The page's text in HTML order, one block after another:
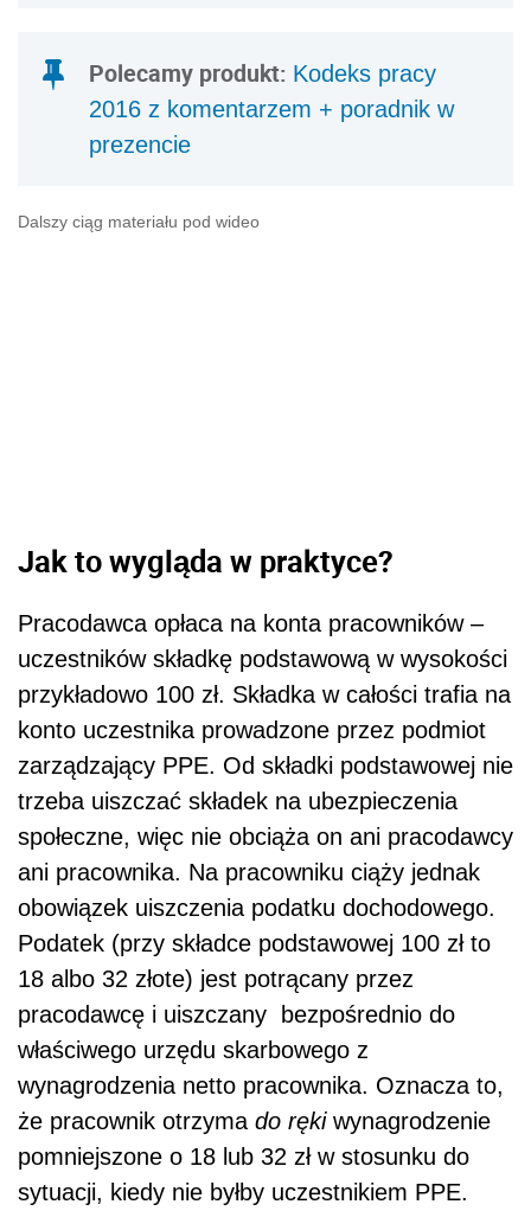
Polecamy produkt: Kodeks pracy
2016 z komentarzem + poradnik w
prezencie
Dalszy ciąg materiału pod wideo
Jak to wygląda w praktyce?
Pracodawca opłaca na konta pracowników –
uczestników składkę podstawową w wysokości
przykładowo 100 zł. Składka w całości trafia na
konto uczestnika prowadzone przez podmiot
zarządzający PPE. Od składki podstawowej nie
trzeba uiszczać składek na ubezpieczenia
społeczne, więc nie obciąża on ani pracodawcy
ani pracownika. Na pracowniku ciąży jednak
obowiązek uiszczenia podatku dochodowego.
Podatek (przy składce podstawowej 100 zł to
18 albo 32 złote) jest potrącany przez
pracodawcę i uiszczany bezpośrednio do
właściwego urzędu skarbowego z
wynagrodzenia netto pracownika. Oznacza to,
że pracownik otrzyma do ręki wynagrodzenie
pomniejszone o 18 lub 32 zł w stosunku do
sytuacji, kiedy nie byłby uczestnikiem PPE.